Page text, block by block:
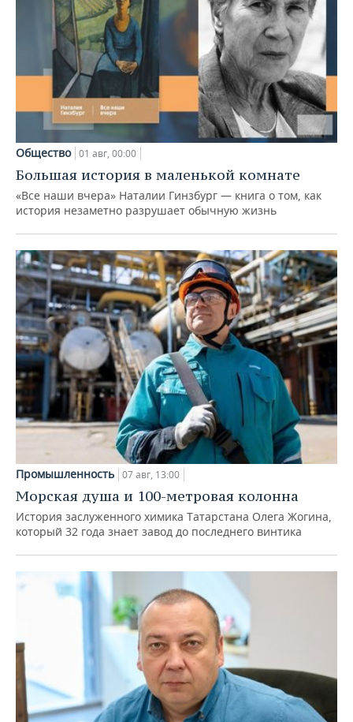
Общество 01 авг, 00:00
Большая история в маленькой комнате
«Все наши вчера» Наталии Гинзбург — книга о том, как
история незаметно разрушает обычную жизнь
Промышленность 07 авг, 13:00
Морская душа и 100-метровая колонна
История заслуженного химика Татарстана Олега Жогина,
который 32 года знает завод до последнего винтика